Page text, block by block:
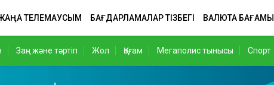
ТЕЛЕМАУСЫМ БАҒДАРЛАМАЛАР ТІЗБЕГІ ВАЛЮТА БАҒАМЫ
Заң және тәртіп Жол Қоғам Мегаполис тынысы Спорт